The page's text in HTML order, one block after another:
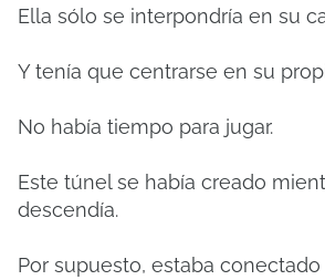
Ella sólo se interpondría en su
Y tenía que centrarse en su
No había tiempo para jugar.
Este túnel se había creado
descendía.
Por supuesto, estaba